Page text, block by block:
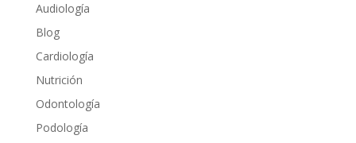
Audiología
Blog
Cardiología
Nutrición
Odontología
Podología